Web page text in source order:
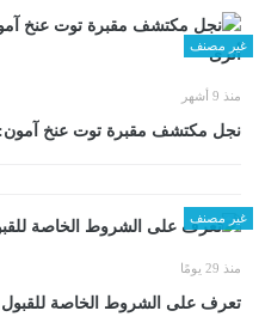
غير مصنف
منذ 9 أشهر
نجل مكتشف مقبرة توت عنخ آمون:
غير مصنف
منذ 29 يومًا
تعرف على الشروط الخاصة للقبول